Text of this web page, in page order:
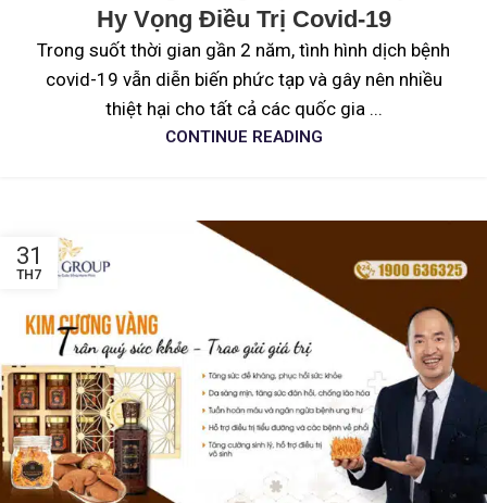
Hy Vọng Điều Trị Covid-19
Trong suốt thời gian gần 2 năm, tình hình dịch bệnh
covid-19 vẫn diễn biến phức tạp và gây nên nhiều
thiệt hại cho tất cả các quốc gia ...
CONTINUE READING
31
TH7